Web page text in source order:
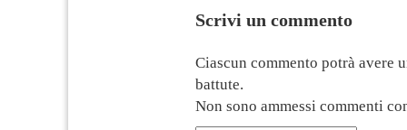
Scrivi un commento
Ciascun commento potrà avere
battute.
Non sono ammessi commenti